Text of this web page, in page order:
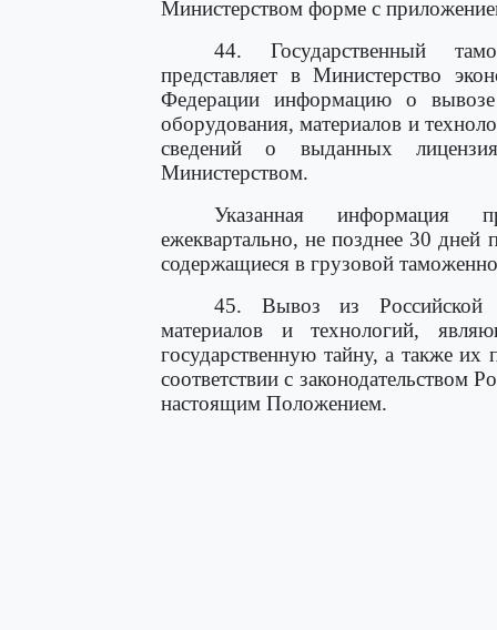
Министерством форме с
44. Государственный
представляет в Министерство
Федерации информацию о
оборудования, материалов и
сведений о выданных
Министерством.
Указанная информация
ежеквартально, не позднее 30 дней
содержащиеся в грузовой
45. Вывоз из Российской
материалов и технологий,
государственную тайну, а также их
соответствии с законодательством
настоящим Положением.